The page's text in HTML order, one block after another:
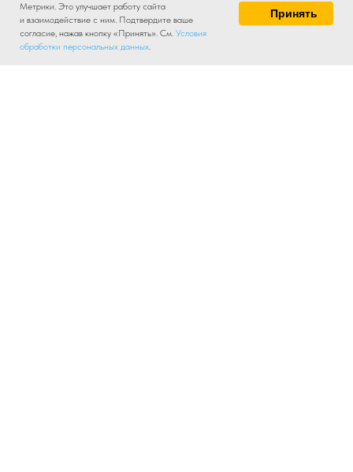
Метрики. Это улучшает работу сайта
и взаимодействие с ним. Подтвердите ваше
согласие, нажав кнопку «Принять». См. Условия
обработки персональных данных.
Принять